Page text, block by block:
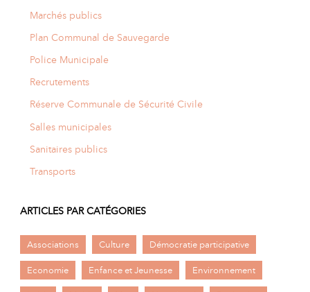
Marchés publics
Plan Communal de Sauvegarde
Police Municipale
Recrutements
Réserve Communale de Sécurité Civile
Salles municipales
Sanitaires publics
Transports
ARTICLES PAR CATÉGORIES
Associations Culture Démocratie participative
Economie Enfance et Jeunesse Environnement